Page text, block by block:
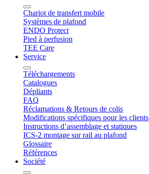
Chariot de transfert mobile
Systèmes de plafond
ENDO Protect
Pied à perfusion
TEE Care
Service
Téléchargements
Catalogues
Dépliants
FAQ
Réclamations & Retours de colis
Modifications spécifiques pour les clients
Instructions d’assemblage et statiques
ICS-2 montage sur rail au plafond
Glossaire
Références
Société